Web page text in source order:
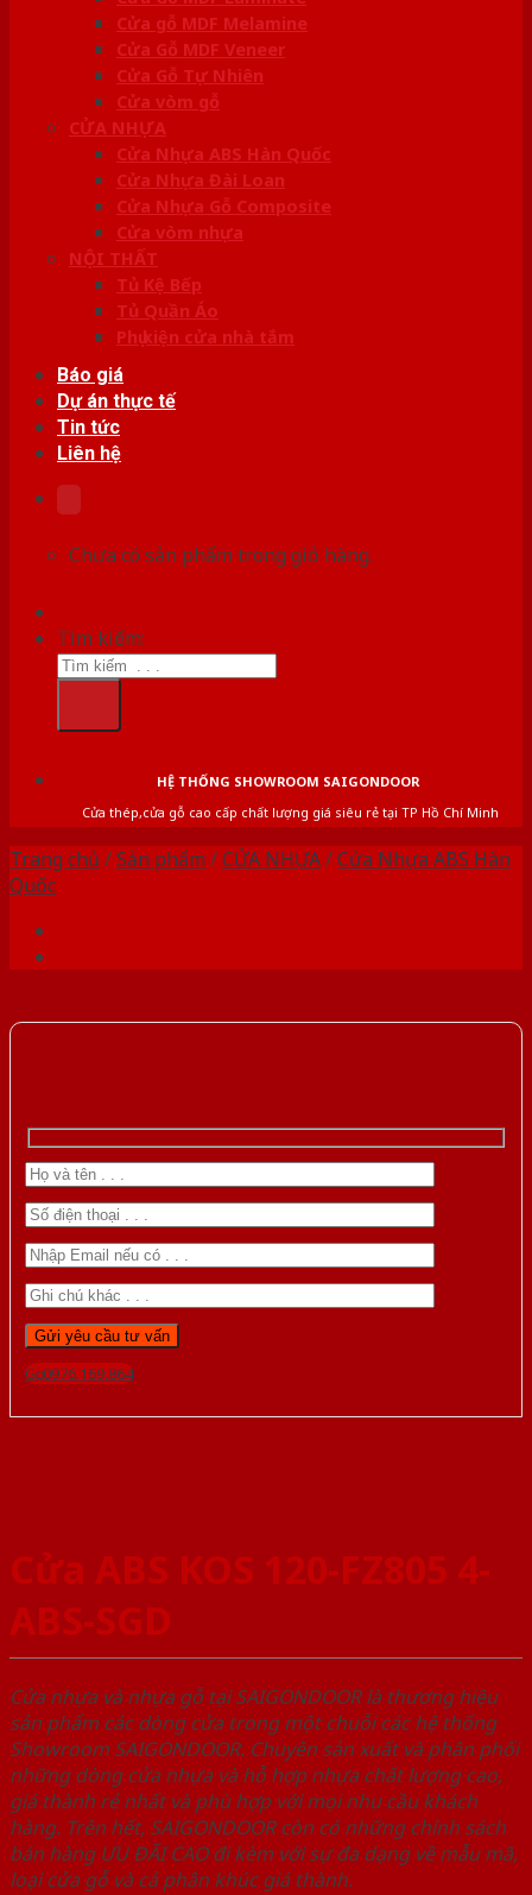
Cửa gỗ MDF Melamine
Cửa Gỗ MDF Veneer
Cửa Gỗ Tự Nhiên
Cửa vòm gỗ
CỬA NHỰA
Cửa Nhựa ABS Hàn Quốc
Cửa Nhựa Đài Loan
Cửa Nhựa Gỗ Composite
Cửa vòm nhựa
NỘI THẤT
Tủ Kệ Bếp
Tủ Quần Áo
Phụ kiện cửa nhà tắm
Báo giá
Dự án thực tế
Tin tức
Liên hệ
Chưa có sản phẩm trong giỏ hàng.
Tìm kiếm:
HỆ THỐNG SHOWROOM SAIGONDOOR
Cửa thép,cửa gỗ cao cấp chất lượng giá siêu rẻ tại TP Hồ Chí Minh
Trang chủ /Sản phẩm /CỬA NHỰA/Cửa Nhựa ABS Hàn
Quốc
Gọi 0976.169.864
Cửa ABS KOS 120-FZ805 4-
ABS-SGD
Cửa nhựa và nhựa gỗ tại SAIGONDOOR là thương hiệu
sản phẩm các dòng cửa trong một chuỗi các hệ thống
Showroom SAIGONDOOR. Chuyên sản xuất và phân phối
những dòng cửa nhựa và hỗ hợp nhựa chất lượng cao,
giá thành rẻ nhất và phù hợp với mọi nhu cầu khách
hàng. Trên hết, SAIGONDOOR còn có những chính sách
bán hàng ƯU ĐÃI CAO đi kèm với sự đa dạng về mẫu mã,
loại cửa gỗ và cả phân khúc giá thành.